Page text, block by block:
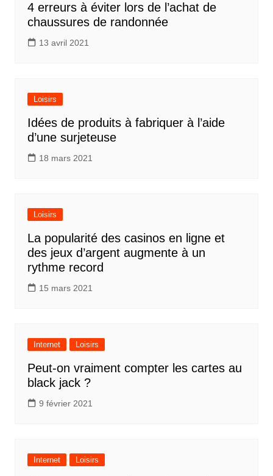
4 erreurs à éviter lors de l’achat de
chaussures de randonnée
13 avril 2021
Loisirs
Idées de produits à fabriquer à l’aide
d’une surjeteuse
18 mars 2021
Loisirs
La popularité des casinos en ligne et
des jeux d’argent augmente à un
rythme record
15 mars 2021
Internet Loisirs
Peut-on vraiment compter les cartes au
black jack ?
9 février 2021
Internet Loisirs